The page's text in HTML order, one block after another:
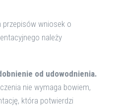
wniosek o
należy
od udowodnienia.
nie wymaga bowiem,
która potwierdzi